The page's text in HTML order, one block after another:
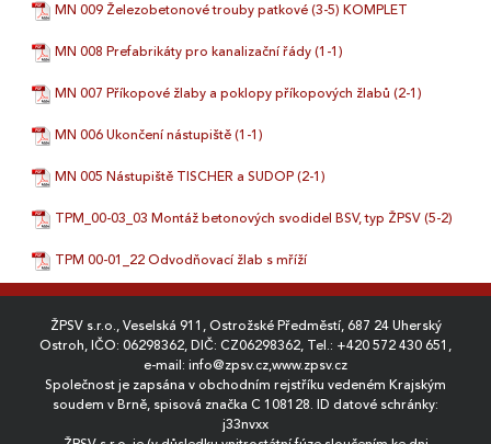
MN 009 Železobetonové trouby patkové (3-5) KOMPLET
MN 008 Prefabrikáty pro kanalizační řády (1-1)
MN 007 Příkopové žlaby a poklopy příkopových žlabů (2-1)
MN 006 Ukončení nástupiště (1-1)
MN 005 Nástupiště TISCHER a SUDOP (2-1)
TPM_00-03_03 Montáž betonových svodidel BSV, typ ŽPSV (5-2)
TPM 00-01_22 Odvodňovací žlab s mříží
ŽPSV s.r.o., Veselská 911, Ostrožské Předměstí, 687 24 Uherský
Ostroh, IČO: 06298362, DIČ: CZ06298362, Tel.: +420 572 430 651 ,
e-mail: info@zpsv.cz,www.zpsv.cz
Společnost je zapsána v obchodním rejstříku vedeném Krajským
soudem v Brně, spisová značka C 108128. ID datové schránky:
j33nvxx